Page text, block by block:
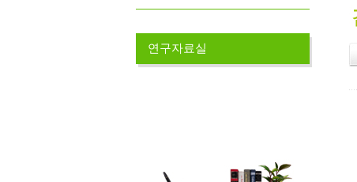
연구자료실